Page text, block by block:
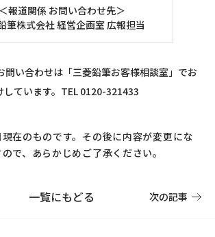
＜報道関係 お問い合わせ先＞
筆株式会社 経営企画室 広報担当
い合わせは「三菱鉛筆お客様相談室」でお
しています。TEL 0120-321433
在のものです。その後に内容が変更にな
で、あらかじめご了承ください。
一覧にもどる 次の記事